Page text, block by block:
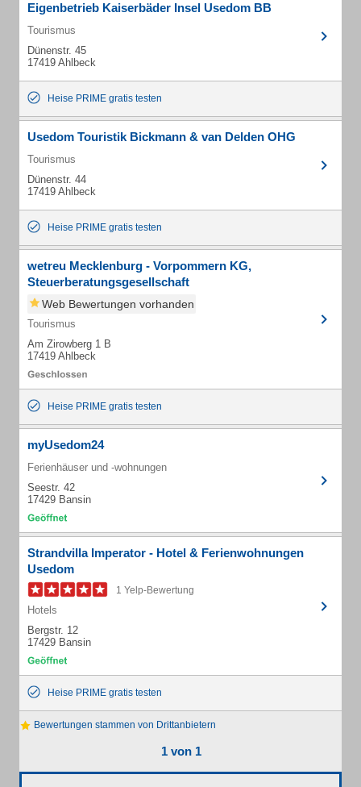
Eigenbetrieb Kaiserbäder Insel Usedom BB
Tourismus
Dünenstr. 45
17419 Ahlbeck
Heise PRIME gratis testen
Usedom Touristik Bickmann & van Delden OHG
Tourismus
Dünenstr. 44
17419 Ahlbeck
Heise PRIME gratis testen
wetreu Mecklenburg - Vorpommern KG,
Steuerberatungsgesellschaft
Web Bewertungen vorhanden
Tourismus
Am Zirowberg 1 B
17419 Ahlbeck
Heise PRIME gratis testen
myUsedom24
Ferienhäuser und -wohnungen
Seestr. 42
17429 Bansin
Strandvilla Imperator - Hotel & Ferienwohnungen
Usedom
1 Yelp-Bewertung
Hotels
Bergstr. 12
17429 Bansin
Heise PRIME gratis testen
Bewertungen stammen von Drittanbietern
1 von 1